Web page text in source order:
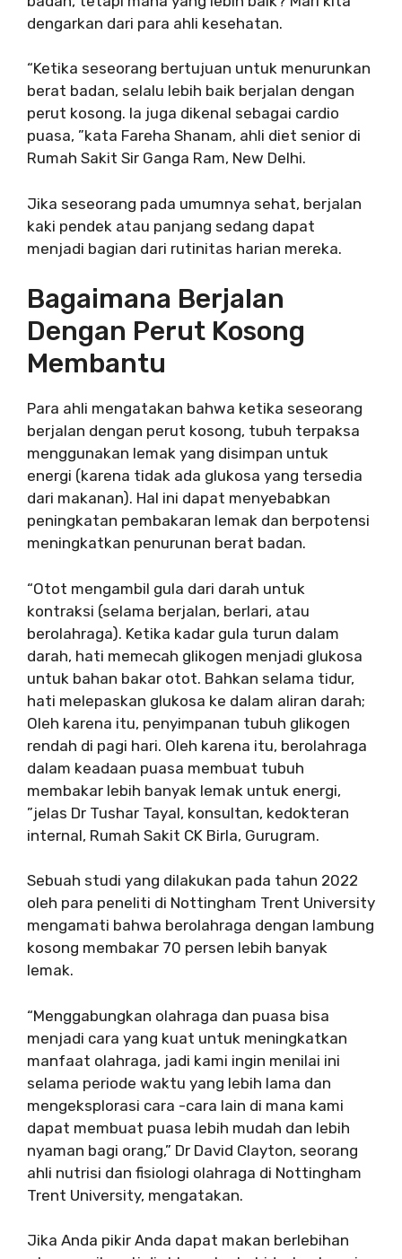
dengarkan dari para ahli kesehatan.
“Ketika seseorang bertujuan untuk menurunkan
berat badan, selalu lebih baik berjalan dengan
perut kosong. Ia juga dikenal sebagai cardio
puasa, ”kata Fareha Shanam, ahli diet senior di
Rumah Sakit Sir Ganga Ram, New Delhi.
Jika seseorang pada umumnya sehat, berjalan
kaki pendek atau panjang sedang dapat
menjadi bagian dari rutinitas harian mereka.
Bagaimana Berjalan
Dengan Perut Kosong
Membantu
Para ahli mengatakan bahwa ketika seseorang
berjalan dengan perut kosong, tubuh terpaksa
menggunakan lemak yang disimpan untuk
energi (karena tidak ada glukosa yang tersedia
dari makanan). Hal ini dapat menyebabkan
peningkatan pembakaran lemak dan berpotensi
meningkatkan penurunan berat badan.
“Otot mengambil gula dari darah untuk
kontraksi (selama berjalan, berlari, atau
berolahraga). Ketika kadar gula turun dalam
darah, hati memecah glikogen menjadi glukosa
untuk bahan bakar otot. Bahkan selama tidur,
hati melepaskan glukosa ke dalam aliran darah;
Oleh karena itu, penyimpanan tubuh glikogen
rendah di pagi hari. Oleh karena itu, berolahraga
dalam keadaan puasa membuat tubuh
membakar lebih banyak lemak untuk energi,
”jelas Dr Tushar Tayal, konsultan, kedokteran
internal, Rumah Sakit CK Birla, Gurugram.
Sebuah studi yang dilakukan pada tahun 2022
oleh para peneliti di Nottingham Trent University
mengamati bahwa berolahraga dengan lambung
kosong membakar 70 persen lebih banyak
lemak.
“Menggabungkan olahraga dan puasa bisa
menjadi cara yang kuat untuk meningkatkan
manfaat olahraga, jadi kami ingin menilai ini
selama periode waktu yang lebih lama dan
mengeksplorasi cara -cara lain di mana kami
dapat membuat puasa lebih mudah dan lebih
nyaman bagi orang,” Dr David Clayton, seorang
ahli nutrisi dan fisiologi olahraga di Nottingham
Trent University, mengatakan.
Jika Anda pikir Anda dapat makan berlebihan